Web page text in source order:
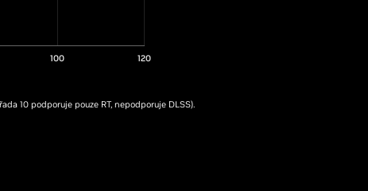
100 120
10 podporuje pouze RT, nepodporuje DLSS).